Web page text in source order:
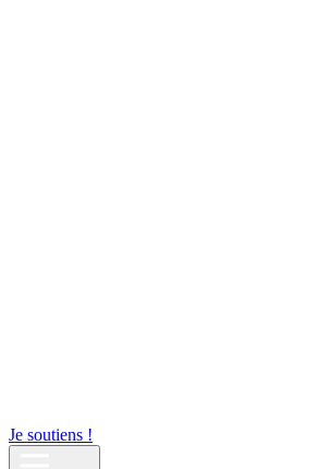
Je soutiens !